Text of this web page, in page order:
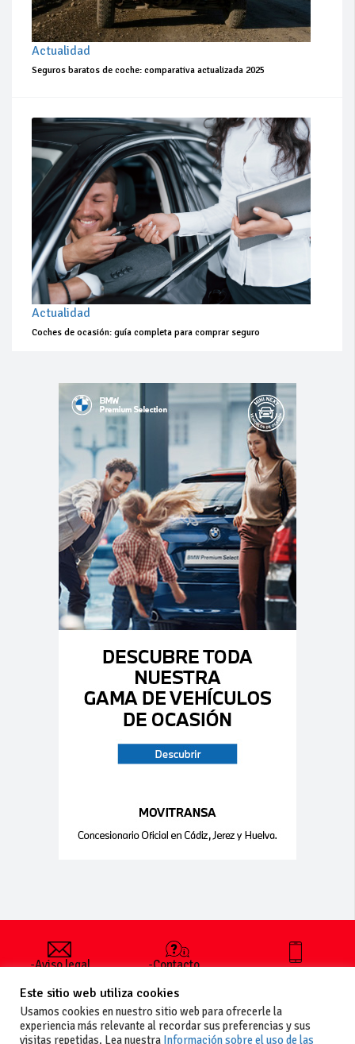
Actualidad
Seguros baratos de coche: comparativa actualizada 2025
Actualidad
Coches de ocasión: guía completa para comprar seguro
-Aviso legal
generales
de uso
-Política de
-Contacto
publicar un
anuncio
-Vende+
+34 627 35
Este sitio web utiliza cookies
Usamos cookies en nuestro sitio web para ofrecerle la
experiencia más relevante al recordar sus preferencias y sus
visitas repetidas. Lea nuestra Información sobre el uso de las